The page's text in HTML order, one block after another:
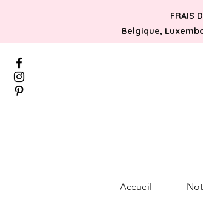
FRAIS
Belgique,
Accueil